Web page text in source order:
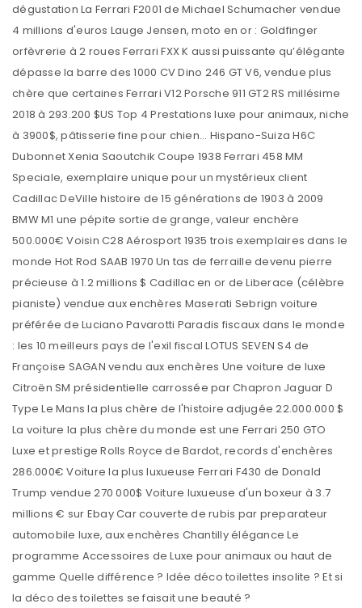
dégustation La Ferrari F2001 de Michael Schumacher vendue
4 millions d'euros Lauge Jensen, moto en or : Goldfinger
orfèvrerie à 2 roues Ferrari FXX K aussi puissante qu’élégante
dépasse la barre des 1000 CV Dino 246 GT V6, vendue plus
chère que certaines Ferrari V12 Porsche 911 GT2 RS millésime
2018 à 293.200 $US Top 4 Prestations luxe pour animaux, niche
à 3900$, pâtisserie fine pour chien... Hispano-Suiza H6C
Dubonnet Xenia Saoutchik Coupe 1938 Ferrari 458 MM
Speciale, exemplaire unique pour un mystérieux client
Cadillac DeVille histoire de 15 générations de 1903 à 2009
BMW M1 une pépite sortie de grange, valeur enchère
500.000€ Voisin C28 Aérosport 1935 trois exemplaires dans le
monde Hot Rod SAAB 1970 Un tas de ferraille devenu pierre
précieuse à 1.2 millions $ Cadillac en or de Liberace (célèbre
pianiste) vendue aux enchères Maserati Sebrign voiture
préférée de Luciano Pavarotti Paradis fiscaux dans le monde
: les 10 meilleurs pays de l'exil fiscal LOTUS SEVEN S4 de
Françoise SAGAN vendu aux enchères Une voiture de luxe
Citroën SM présidentielle carrossée par Chapron Jaguar D
Type Le Mans la plus chère de l'histoire adjugée 22.000.000 $
La voiture la plus chère du monde est une Ferrari 250 GTO
Luxe et prestige Rolls Royce de Bardot, records d'enchères
286.000€ Voiture la plus luxueuse Ferrari F430 de Donald
Trump vendue 270 000$ Voiture luxueuse d'un boxeur à 3.7
millions € sur Ebay Car couverte de rubis par preparateur
automobile luxe, aux enchères Chantilly élégance Le
programme Accessoires de Luxe pour animaux ou haut de
gamme Quelle différence ? Idée déco toilettes insolite ? Et si
la déco des toilettes se faisait une beauté ?